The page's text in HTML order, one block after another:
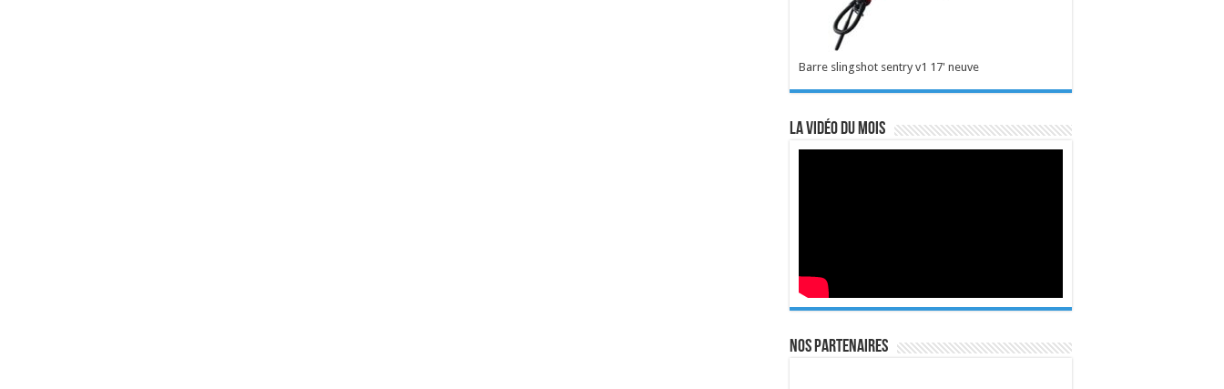
Barre slingshot sentry v1 17' neuve
La vidéo du mois
Nos Partenaires